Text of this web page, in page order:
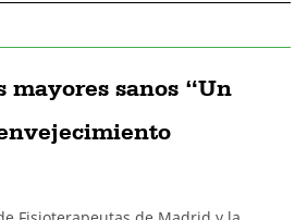
mayores sanos “Un